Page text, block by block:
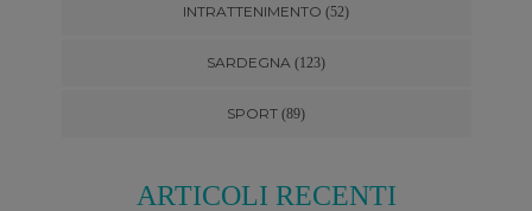
INTRATTENIMENTO (52)
SARDEGNA (123)
SPORT (89)
ARTICOLI RECENTI